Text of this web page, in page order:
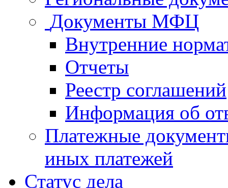
Документы МФЦ
Внутренние
Отчеты
Реестр соглашений
Информация об
Платежные
иных платежей
Статус дела